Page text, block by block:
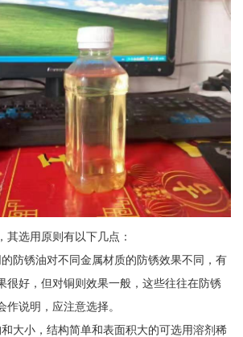
其选用原则有以下几点：
防锈油对不同金属材质的防锈效果不同，有
很好，但对铜则效果一般，这些往往在防锈
说明，应注意选择。
大小，结构简单和表面积大的可选用溶剂稀